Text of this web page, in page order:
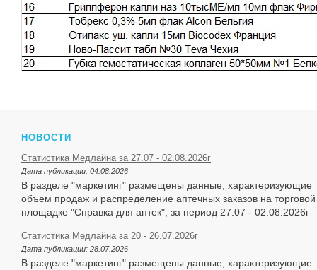
НОВОСТИ
Статистика Медлайна за 27.07 - 02.08.2026г
Дата публикации: 04.08.2026
В разделе "маркетинг" размещены данные, характеризующие
объем продаж и распределение аптечных заказов на торговой
площадке "Справка для аптек", за период 27.07 - 02.08.2026г
Статистика Медлайна за 20 - 26.07.2026г
Дата публикации: 28.07.2026
В разделе "маркетинг" размещены данные, характеризующие